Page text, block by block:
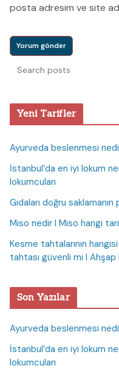
posta adresim ve site
Yeni Tarifler
Ayurveda beslenmesi
İstanbul’da en iyi lokum
lokumcuları
Gıdaları doğru saklamanın
Miso nedir I Miso hangi
Kesme tahtalarının
tahtası güvenli mi I
Son Yazılar
Ayurveda beslenmesi
İstanbul’da en iyi lokum
lokumcuları